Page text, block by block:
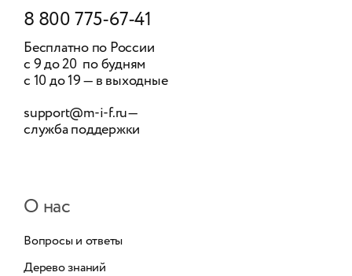
8 800 775-67-41
Бесплатно по России
с 9 до 20 по будням
с 10 до 19 — в выходные
support@m-i-f.ru—
служба поддержки
О нас
Вопросы и ответы
Дерево знаний